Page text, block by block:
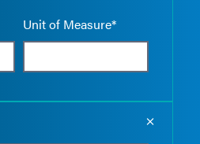
Unit of Measure*